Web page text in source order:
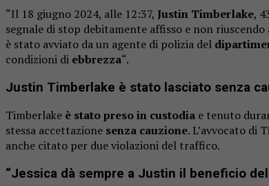
“Il 18 giugno 2024, alle 12:37, Justin Timberlake,
segnale di stop debitamente affisso e non
è stato avviato da un agente di polizia del
condizioni di ebbrezza“.
Justin Timberlake è stato lasciato senza
Timberlake è stato preso in custodia e tenuto
stessa accettazione senza cauzione. L’avvocato di
anche citato per due violazioni del traffico.
“Jessica dà sempre a Justin il beneficio